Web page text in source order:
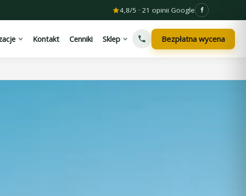
4,8/5 · 21 opinii Google
Kontakt Cenniki Sklep Bezpłatna wycena